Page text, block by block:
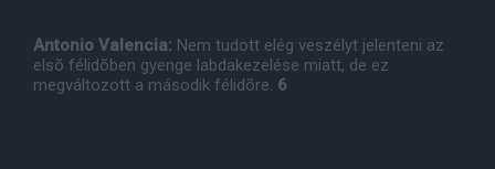
Antonio Valencia: Nem tudott elég veszélyt jelenteni az
elsõ félidõben gyenge labdakezelése miatt, de ez
megváltozott a második félidõre. 6